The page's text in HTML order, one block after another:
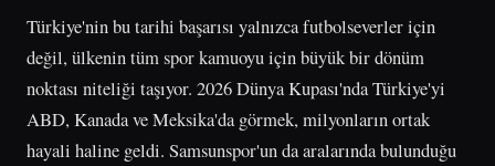
Türkiye'nin bu tarihi başarısı yalnızca futbolseverler için
değil, ülkenin tüm spor kamuoyu için büyük bir dönüm
noktası niteliği taşıyor. 2026 Dünya Kupası'nda Türkiye'yi
ABD, Kanada ve Meksika'da görmek, milyonların ortak
hayali haline geldi. Samsunspor'un da aralarında bulunduğu